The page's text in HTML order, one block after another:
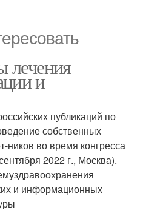
лечения
и
публикаций по
собственных
ников во время конгресса
2022 г., Москва).
и информационных